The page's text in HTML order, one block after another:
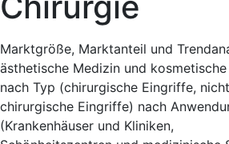
Marktgröße, Marktanteil und
ästhetische Medizin und
nach Typ (chirurgische Eingriffe,
chirurgische Eingriffe) nach
(Krankenhäuser und Kliniken,